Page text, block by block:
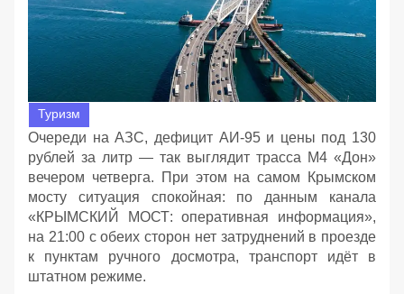
Туризм
Очереди на АЗС, дефицит АИ‑95 и цены под 130
рублей за литр — так выглядит трасса М4 «Дон»
вечером четверга. При этом на самом Крымском
мосту ситуация спокойная: по данным канала
«КРЫМСКИЙ МОСТ: оперативная информация»,
на 21:00 с обеих сторон нет затруднений в проезде
к пунктам ручного досмотра, транспорт идёт в
штатном режиме.